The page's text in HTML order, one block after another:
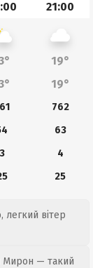
21:00
19°
19°
762
63
3
4
25
легкий вітер
Мирон — такий